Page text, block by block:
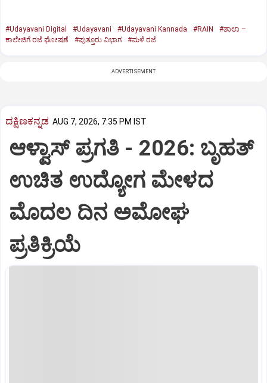
#Udayavani Digital #Udayavani #Udayavani Kannada #RAIN
#ಶಾಲಾ –
ಕಾಲೇಜಿಗೆ ರಜೆ ಘೋಷಣೆ
#ಪುತ್ತೂರು ವಿಭಾಗ #ಮಳೆ ರಜೆ
ADVERTISEMENT
ದಕ್ಷಿಣಕನ್ನಡ AUG 7, 2026, 7:35 PM IST
ಆಳ್ವಾಸ್‌ ಪ್ರಗತಿ - 2026: ಬೃಹತ್
ಉಚಿತ ಉದ್ಯೋಗ ಮೇಳದ
ಮೊದಲ ದಿನ ಅಮೋಘ
ಪ್ರತಿಕ್ರಿಯೆ